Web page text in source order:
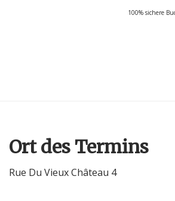
100% sichere
Ort des Termins
Rue Du Vieux Château 4